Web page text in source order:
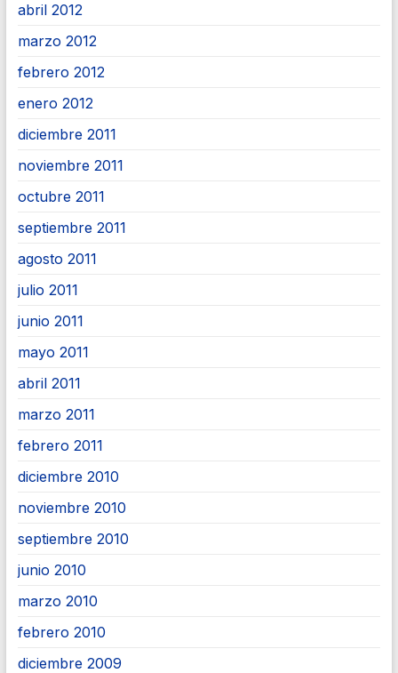
abril 2012
marzo 2012
febrero 2012
enero 2012
diciembre 2011
noviembre 2011
octubre 2011
septiembre 2011
agosto 2011
julio 2011
junio 2011
mayo 2011
abril 2011
marzo 2011
febrero 2011
diciembre 2010
noviembre 2010
septiembre 2010
junio 2010
marzo 2010
febrero 2010
diciembre 2009